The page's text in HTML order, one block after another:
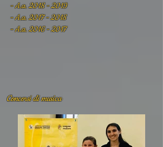
- A.a. 2018 - 2019
- A.a. 2017 - 2018
- A.a. 2016 - 2017
Concorsi di musica